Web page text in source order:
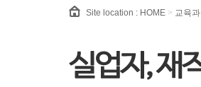
Site location : HOME > 교육